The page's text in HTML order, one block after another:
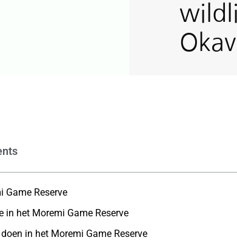
Game Reserve
in het Moremi Game Reserve
in het Moremi Game Reserve